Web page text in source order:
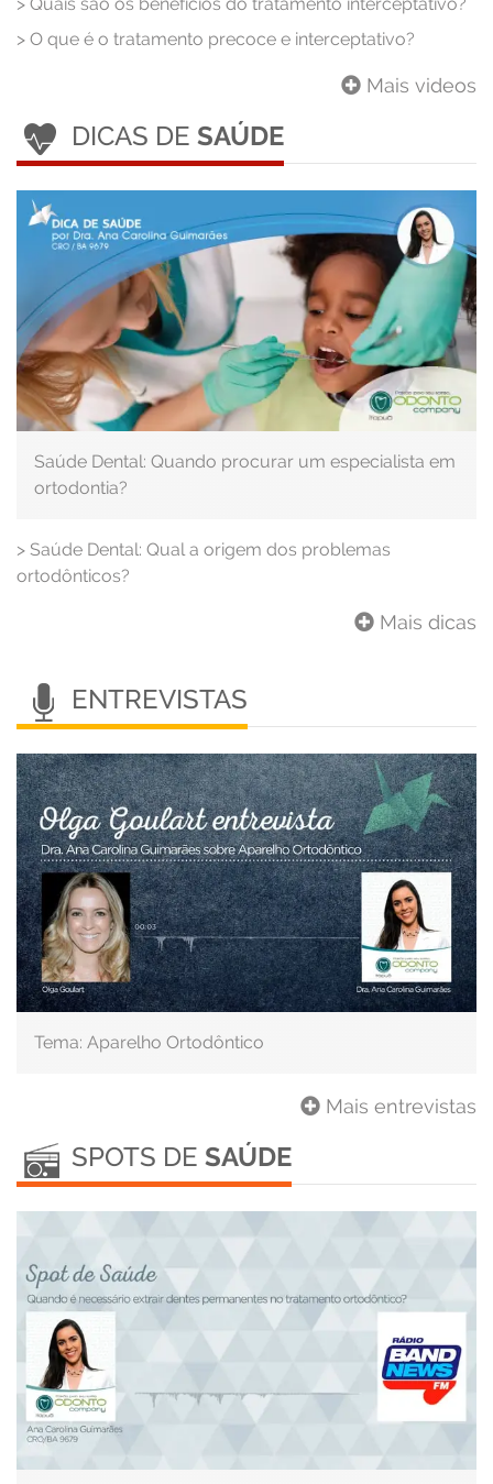
> Quais são os benefícios do tratamento interceptativo?
> O que é o tratamento precoce e interceptativo?
Mais videos
DICAS DE SAÚDE
Saúde Dental: Quando procurar um especialista em
ortodontia?
> Saúde Dental: Qual a origem dos problemas
ortodônticos?
Mais dicas
ENTREVISTAS
Tema: Aparelho Ortodôntico
Mais entrevistas
SPOTS DE SAÚDE